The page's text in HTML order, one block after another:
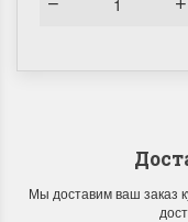
Мы доставим ваш заказ